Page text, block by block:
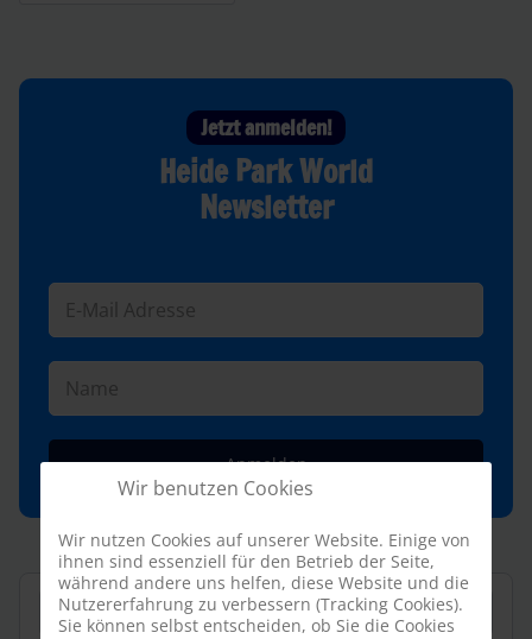
Jetzt anmelden!
Heide Park World
Newsletter
Anmelden
Suchen
Wir benutzen Cookies
Wir nutzen Cookies auf unserer Website. Einige von
ihnen sind essenziell für den Betrieb der Seite,
während andere uns helfen, diese Website und die
Nutzererfahrung zu verbessern (Tracking Cookies).
Sie können selbst entscheiden, ob Sie die Cookies